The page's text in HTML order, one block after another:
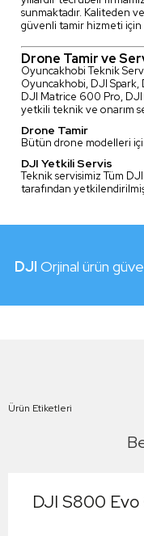
sunmaktadır. Kaliteden
güvenli tamir hizmeti için
Drone Tamir ve
Oyuncakhobi Teknik
Oyuncakhobi, DJI
DJI Matrice 600 Pro,
yetkili teknik ve onarım
Drone Tamir
Bütün drone modelleri
DJI Yetkili Servis
Teknik servisimiz Tüm
tarafından
DJI Orjinal ürün
Ürün Etiketleri
DJI S800 Evo